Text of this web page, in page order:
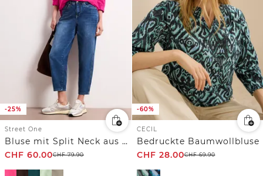
-25%
Street One
Bluse mit Split Neck aus Leinenmix
CHF 60.00CHF79.90
-60%
CECIL
Bedruckte Baumwollbluse
CHF 28.00CHF69.90